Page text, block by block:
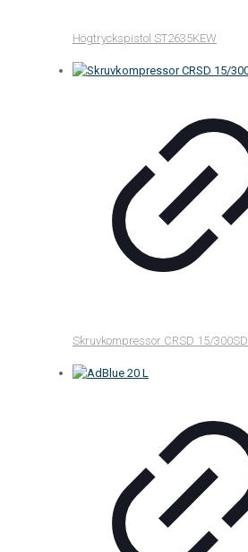
Högtryckspistol ST2635KEW
Skruvkompressor CRSD 15/300SD